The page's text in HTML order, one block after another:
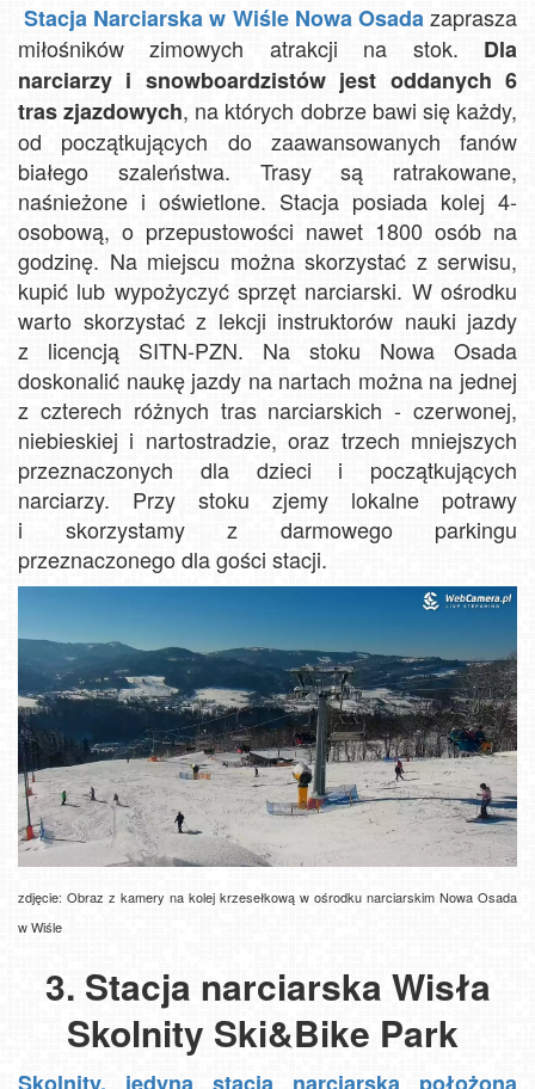
Stacja Narciarska w Wiśle Nowa Osadazaprasza
miłośników zimowych atrakcji na stok. Dla
narciarzy i snowboardzistów jest oddanych 6
tras zjazdowych, na których dobrze bawi się każdy,
od początkujących do zaawansowanych fanów
białego szaleństwa. Trasy są ratrakowane,
naśnieżone i oświetlone. Stacja posiada kolej 4-
osobową, o przepustowości nawet 1800 osób na
godzinę. Na miejscu można skorzystać z serwisu,
kupić lub wypożyczyć sprzęt narciarski. W ośrodku
warto skorzystać z lekcji instruktorów nauki jazdy
z licencją SITN-PZN. Na stoku Nowa Osada
doskonalić naukę jazdy na nartach można na jednej
z czterech różnych tras narciarskich - czerwonej,
niebieskiej i nartostradzie, oraz trzech mniejszych
przeznaczonych dla dzieci i początkujących
narciarzy. Przy stoku zjemy lokalne potrawy
i skorzystamy z darmowego parkingu
przeznaczonego dla gości stacji.
zdjęcie: Obraz z kamery na kolej krzesełkową w ośrodku narciarskim Nowa Osada
w Wiśle
3. Stacja narciarska Wisła
Skolnity Ski&Bike Park